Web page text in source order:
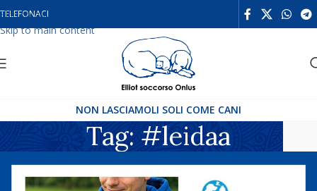
Skip to navigation
Skip to main content
TELEFONACI
NON LASCIAMOLI SOLI COME CANI
Tag: #leidaa